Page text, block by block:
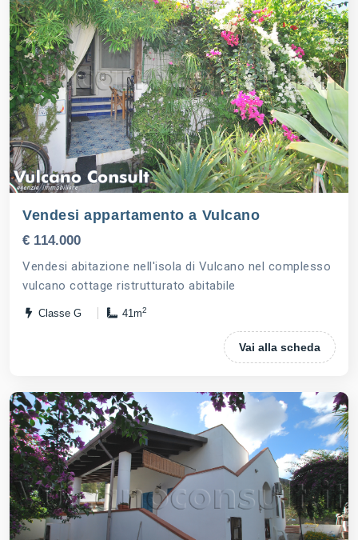
Vendesi appartamento a Vulcano
€ 114.000
Vendesi abitazione nell'isola di Vulcano nel complesso
vulcano cottage ristrutturato abitabile
Classe G 41m2
Vai alla scheda